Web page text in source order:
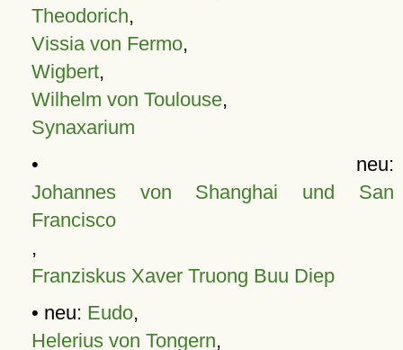
Theodorich,
Vissia von Fermo,
Wigbert,
Wilhelm von Toulouse,
Synaxarium
• neu:
Johannes von Shanghai und San
Francisco
,
Franziskus Xaver Truong Buu Diep
• neu: Eudo,
Helerius von Tongern,